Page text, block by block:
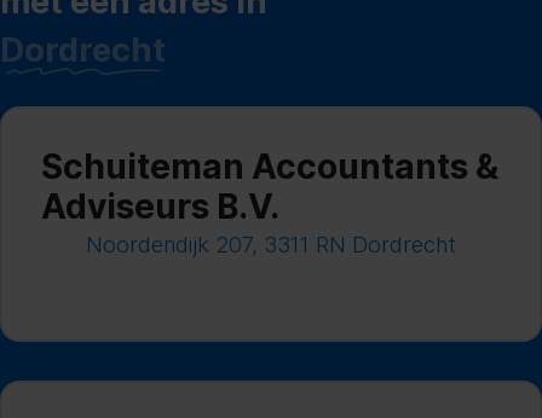
Dordrecht
Schuiteman Accountants &
Adviseurs B.V.
Noordendijk 207, 3311 RN Dordrecht